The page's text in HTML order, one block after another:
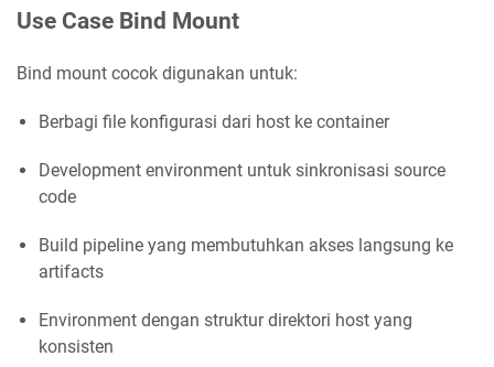
Use Case Bind Mount
Bind mount cocok digunakan untuk:
Berbagi file konfigurasi dari host ke container
Development environment untuk sinkronisasi source
code
Build pipeline yang membutuhkan akses langsung ke
artifacts
Environment dengan struktur direktori host yang
konsisten